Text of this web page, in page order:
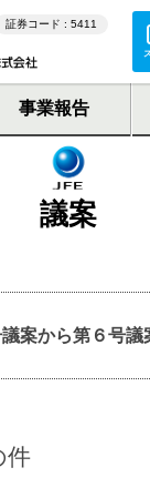
証券コード : 5411
事業報告
議案
案から第６号議
件